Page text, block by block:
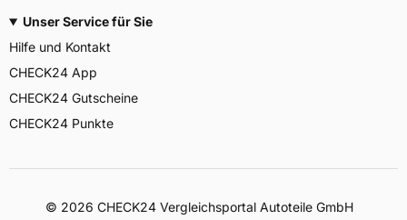
Unser Service für Sie
Hilfe und Kontakt
CHECK24 App
CHECK24 Gutscheine
CHECK24 Punkte
© 2026 CHECK24 Vergleichsportal Autoteile GmbH